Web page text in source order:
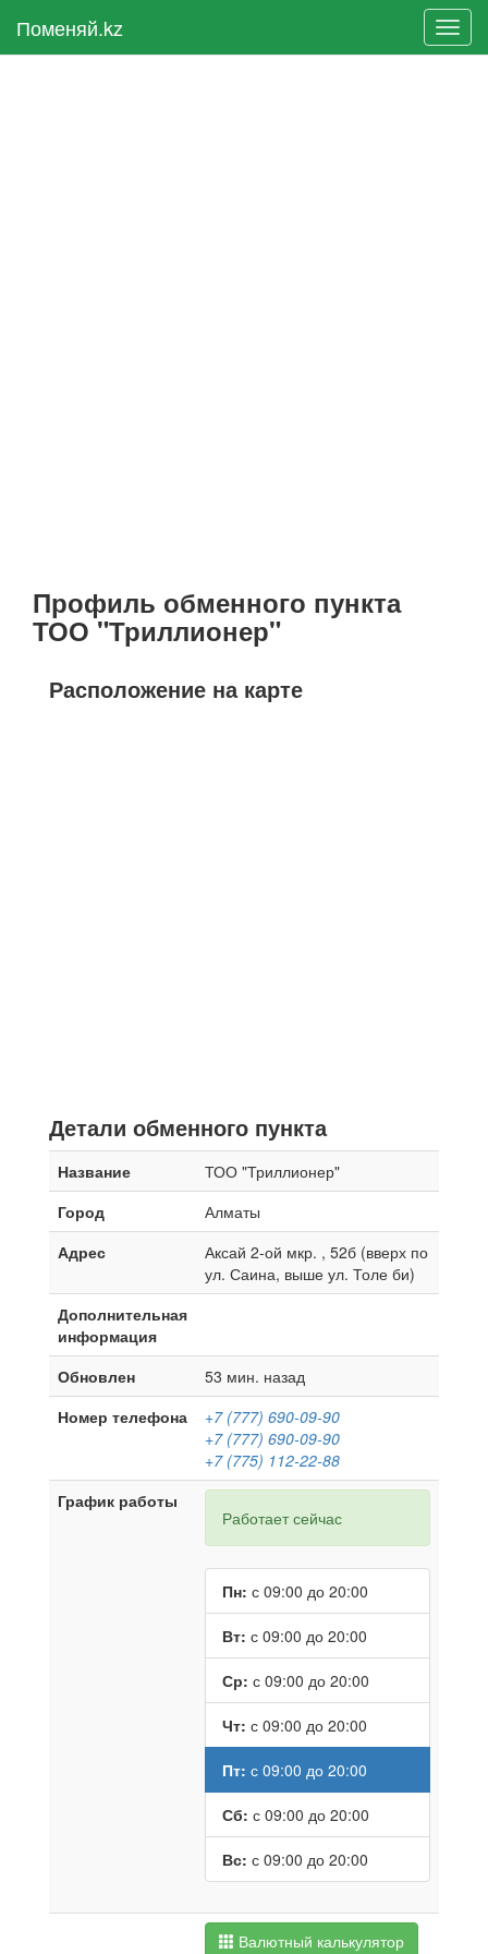
Поменяй.kz
Профиль обменного пункта
ТОО "Триллионер"
Расположение на карте
Детали обменного пункта
Название
ТОО "Триллионер"
Город
Алматы
Адрес
Аксай 2-ой мкр. , 52б (вверх по
ул. Саина, выше ул. Толе би)
Дополнительная
информация
Обновлен
53 мин. назад
Номер телефона
+7 (777) 690-09-90
+7 (777) 690-09-90
+7 (775) 112-22-88
График работы
Работает сейчас
Пн: с 09:00 до 20:00
Вт: с 09:00 до 20:00
Ср: с 09:00 до 20:00
Чт: с 09:00 до 20:00
Пт: с 09:00 до 20:00
Сб: с 09:00 до 20:00
Вс: с 09:00 до 20:00
Валютный калькулятор